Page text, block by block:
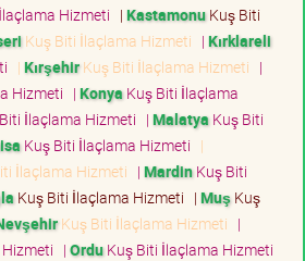
Hizmeti | KastamonuKuş Biti
Kuş Biti İlaçlama Hizmeti | Kırklareli
| KırşehirKuş Biti İlaçlama Hizmeti |
Hizmeti | Konya Kuş Biti İlaçlama
İlaçlama Hizmeti | Malatya Kuş Biti
Kuş Biti İlaçlama Hizmeti |
İlaçlama Hizmeti | MardinKuş Biti
Kuş Biti İlaçlama Hizmeti | Muş Kuş
Kuş Biti İlaçlama Hizmeti |
| OrduKuş Biti İlaçlama Hizmeti